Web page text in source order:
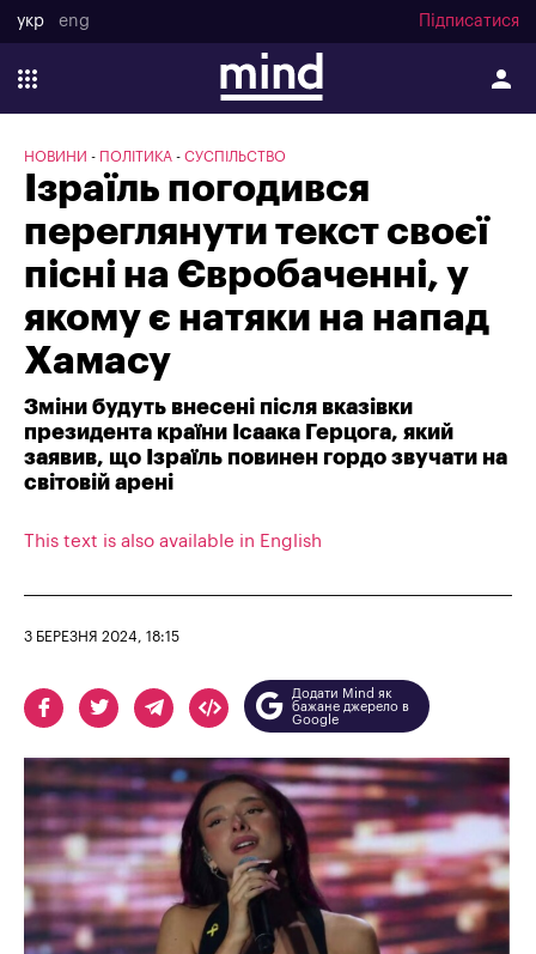
укр eng Підписатися
НОВИНИ ПОЛІТИКА СУСПІЛЬСТВО
Ізраїль погодився
переглянути текст своєї
пісні на Євробаченні, у
якому є натяки на напад
Хамасу
Зміни будуть внесені після вказівки
президента країни Ісаака Герцога, який
заявив, що Ізраїль повинен гордо звучати на
світовій арені
This text is also available in English
3 БЕРЕЗНЯ 2024, 18:15
Додати Mind як
бажане джерело в
Google